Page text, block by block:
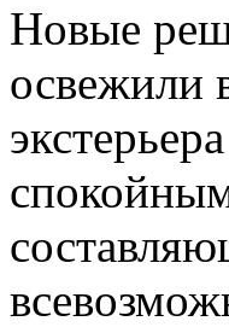
Новые
освежили